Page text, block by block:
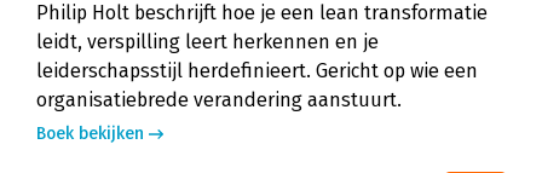
Philip Holt beschrijft hoe je een lean transformatie
leidt, verspilling leert herkennen en je
leiderschapsstijl herdefinieert. Gericht op wie een
organisatiebrede verandering aanstuurt.
Boek bekijken